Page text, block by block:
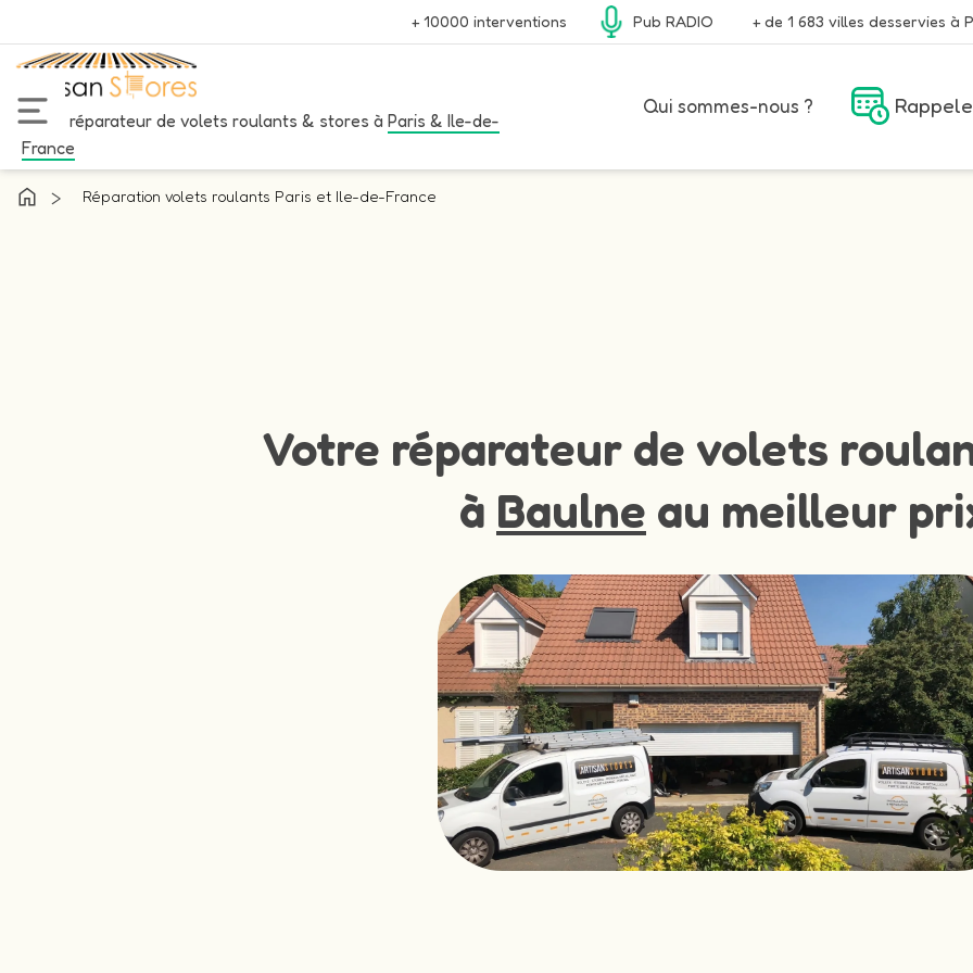
+ 10000 interventions Pub RADIO + de 1 683 villes desservies à
Votre réparateur de volets roulants & stores à Paris & Ile-de-
France
Qui sommes-nous ?
> Réparation volets roulants Paris et Ile-de-France
Votre réparateur de volets
à Baulne au meilleur